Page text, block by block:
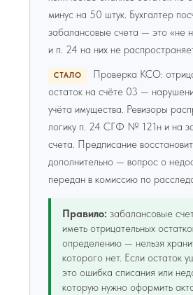
минус на 50 штук. Бухгалтер
забалансовые счета — это «не
и п. 24 на них не
СТАЛО
Проверка КСО:
остаток на счёте 03 —
учёта имущества. Ревизоры
логику п. 24 СГФ № 121н и на
счета. Предписание
дополнительно — вопрос о
передан в комиссию по
Правило: забалансовые
иметь отрицательных
определению — нельзя
которого нет. Если остаток
это ошибка списания или
которую нужно оформить